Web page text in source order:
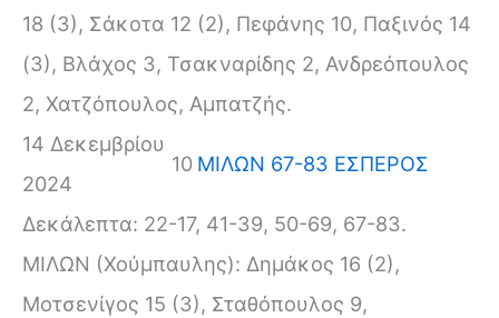
18 (3), Σάκοτα 12 (2), Πεφάνης 10, Παξινός 14
(3), Βλάχος 3, Τσακναρίδης 2, Ανδρεόπουλος
2, Χατζόπουλος, Αμπατζής.
14 Δεκεμβρίου
2024
10 ΜΙΛΩΝ 67-83 ΕΣΠΕΡΟΣ
Δεκάλεπτα: 22-17, 41-39, 50-69, 67-83.
ΜΙΛΩΝ (Χούμπαυλης): Δημάκος 16 (2),
Μοτσενίγος 15 (3), Σταθόπουλος 9,